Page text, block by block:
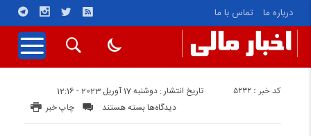
درباره ما تماس با ما
تاریخ انتشار : دوشنبه 17 آوریل 2023 - 12:16 کد خبر : 5232
چاپ خبر دیدگاه‌ها برای
«صندوق
بسته هستند